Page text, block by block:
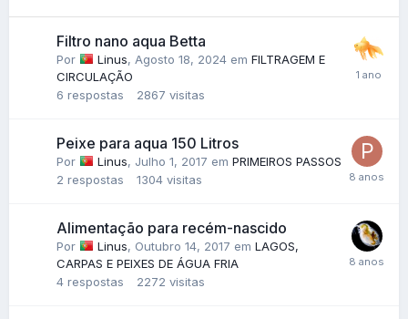
Filtro nano aqua Betta
Por Linus, Agosto 18, 2024 em FILTRAGEM E
CIRCULAÇÃO
6 respostas 2867 visitas
Peixe para aqua 150 Litros
Por Linus, Julho 1, 2017 em PRIMEIROS PASSOS
2 respostas 1304 visitas
Alimentação para recém-nascido
Por Linus, Outubro 14, 2017 em LAGOS,
CARPAS E PEIXES DE ÁGUA FRIA
4 respostas 2272 visitas